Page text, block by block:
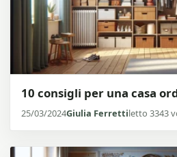
10 consigli per una casa
25/03/2024Giulia Ferrettiletto 3343